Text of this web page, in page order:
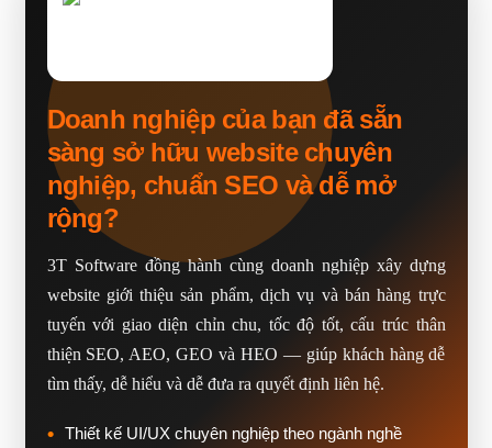
Doanh nghiệp của bạn đã sẵn
sàng sở hữu website chuyên
nghiệp, chuẩn SEO và dễ mở
rộng?
3T Software đồng hành cùng doanh nghiệp xây dựng
website giới thiệu sản phẩm, dịch vụ và bán hàng trực
tuyến với giao diện chỉn chu, tốc độ tốt, cấu trúc thân
thiện SEO, AEO, GEO và HEO — giúp khách hàng dễ
tìm thấy, dễ hiểu và dễ đưa ra quyết định liên hệ.
Thiết kế UI/UX chuyên nghiệp theo ngành nghề